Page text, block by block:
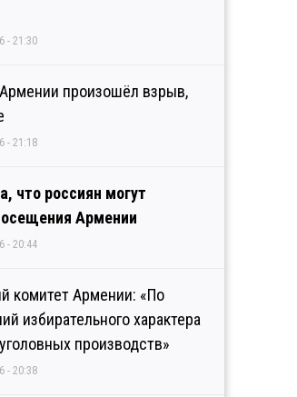
- 21:30
произошёл взрыв,
- 21:18
что россиян могут
Армении
- 20:44
комитет Армении: «По
избирательного характера
производств»
- 20:38